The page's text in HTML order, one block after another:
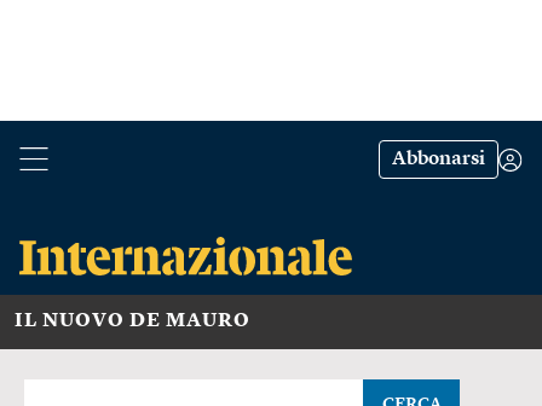
Abbonarsi
IL NUOVO DE MAURO